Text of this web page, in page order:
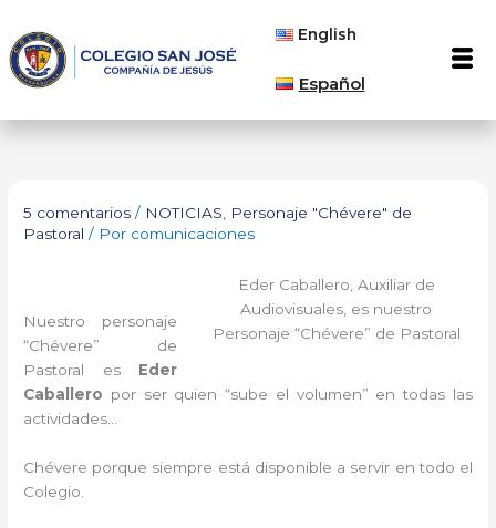
contenido
English
Español
5 comentarios / NOTICIAS, Personaje "Chévere" de
Pastoral / Por comunicaciones
Eder Caballero, Auxiliar de
Audiovisuales, es nuestro
Personaje “Chévere” de Pastoral
Nuestro personaje
“Chévere” de
Pastoral es Eder
Caballero por ser quien “sube el volumen” en todas las
actividades…
Chévere porque siempre está disponible a servir en todo el
Colegio.